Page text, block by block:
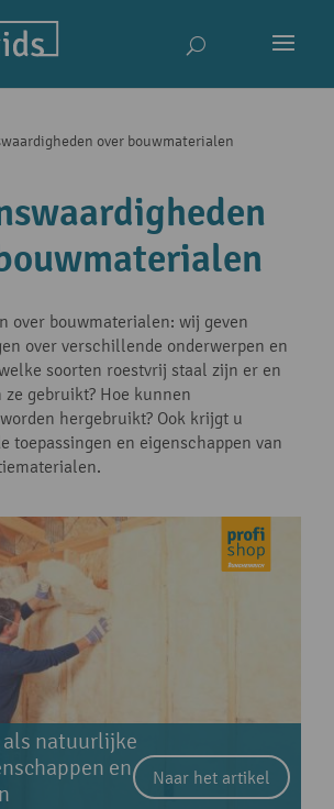
over bouwmaterialen
over bouwmaterialen: wij geven
over verschillende onderwerpen en
soorten roestvrij staal zijn er en
gebruikt? Hoe kunnen
hergebruikt? Ook krijgt u
toepassingen en eigenschappen van
als natuurlijke
en
Naar het artikel